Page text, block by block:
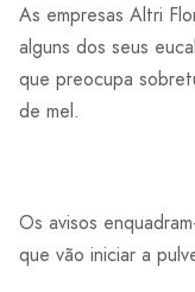
As empresas Altri
alguns dos seus
que preocupa
de mel.
Os avisos
que vão iniciar a